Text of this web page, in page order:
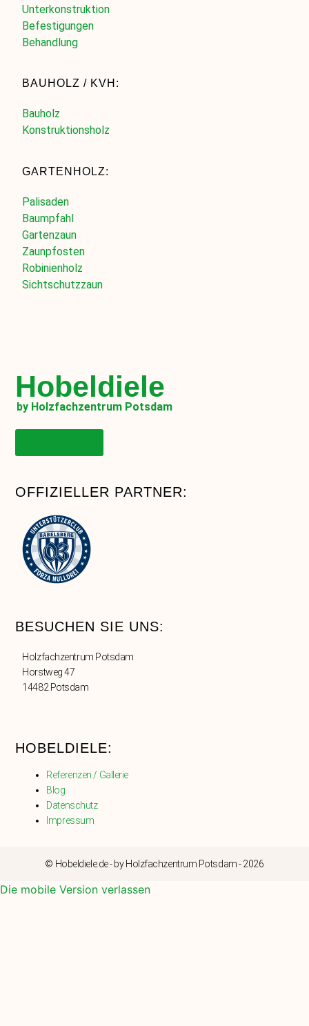
Unterkonstruktion
Befestigungen
Behandlung
BAUHOLZ / KVH:
Bauholz
Konstruktionsholz
GARTENHOLZ:
Palisaden
Baumpfahl
Gartenzaun
Zaunpfosten
Robinienholz
Sichtschutzzaun
Hobeldiele
by Holzfachzentrum Potsdam
OFFIZIELLER PARTNER:
BESUCHEN SIE UNS:
Holzfachzentrum Potsdam
Horstweg 47
14482 Potsdam
HOBELDIELE:
Referenzen / Gallerie
Blog
Datenschutz
Impressum
© Hobeldiele.de - by Holzfachzentrum Potsdam - 2026
Die mobile Version verlassen